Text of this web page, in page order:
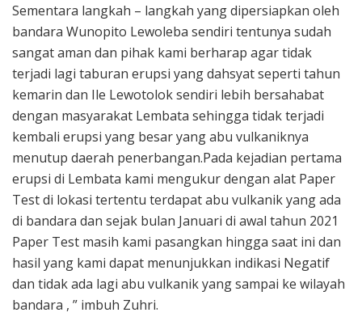
Sementara langkah – langkah yang dipersiapkan oleh
bandara Wunopito Lewoleba sendiri tentunya sudah
sangat aman dan pihak kami berharap agar tidak
terjadi lagi taburan erupsi yang dahsyat seperti tahun
kemarin dan Ile Lewotolok sendiri lebih bersahabat
dengan masyarakat Lembata sehingga tidak terjadi
kembali erupsi yang besar yang abu vulkaniknya
menutup daerah penerbangan.Pada kejadian pertama
erupsi di Lembata kami mengukur dengan alat Paper
Test di lokasi tertentu terdapat abu vulkanik yang ada
di bandara dan sejak bulan Januari di awal tahun 2021
Paper Test masih kami pasangkan hingga saat ini dan
hasil yang kami dapat menunjukkan indikasi Negatif
dan tidak ada lagi abu vulkanik yang sampai ke wilayah
bandara , ” imbuh Zuhri.